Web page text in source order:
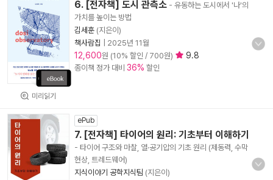
미리읽기
6. [전자책] 도시 관측소 - 유동하는 도시에서 '나'의
가치를 높이는 방법
김세훈 (지은이)
책사람집
2025년 11월
12,600원 (10% 할인 / 700원) 9.8
종이책 정가 대비 36% 할인
ePub
7. [전자책] 타이어의 원리: 기초부터 이해하기
- 타이어 구조와 마찰, 열·공기압의 기초 원리 (제동력, 수막
현상, 트레드웨어)
지식이야기 공학지식팀 (지은이)